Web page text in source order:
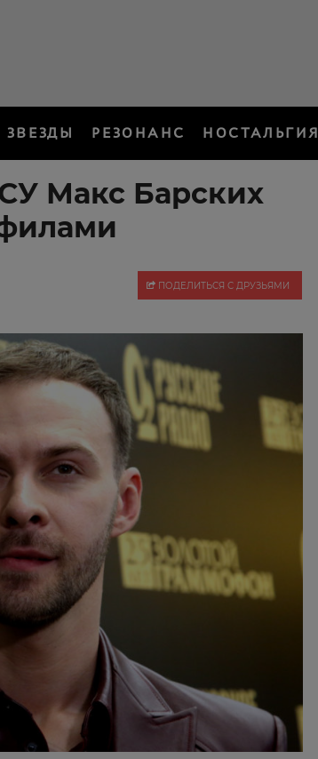
ЗВЕЗДЫ РЕЗОНАНС НОСТАЛЬГИЯ
Макс Барских
ПОДЕЛИТЬСЯ С ДРУЗЬЯМИ